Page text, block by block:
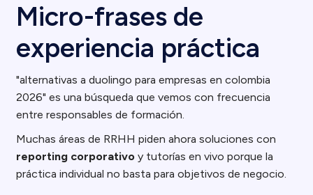
Micro-frases de
experiencia práctica
"alternativas a duolingo para empresas en colombia
2026" es una búsqueda que vemos con frecuencia
entre responsables de formación.
Muchas áreas de RRHH piden ahora soluciones con
reporting corporativo y tutorías en vivo porque la
práctica individual no basta para objetivos de negocio.